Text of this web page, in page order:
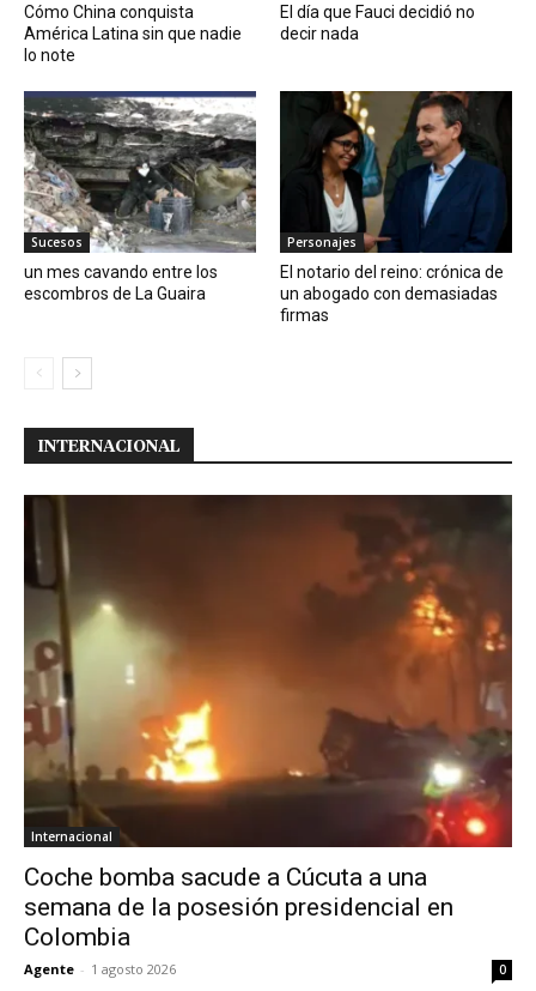
Cómo China conquista
América Latina sin que nadie
lo note
El día que Fauci decidió no
decir nada
Sucesos
un mes cavando entre los
escombros de La Guaira
Personajes
El notario del reino: crónica de
un abogado con demasiadas
firmas
INTERNACIONAL
Internacional
Coche bomba sacude a Cúcuta a una
semana de la posesión presidencial en
Colombia
Agente - 1 agosto 2026 0